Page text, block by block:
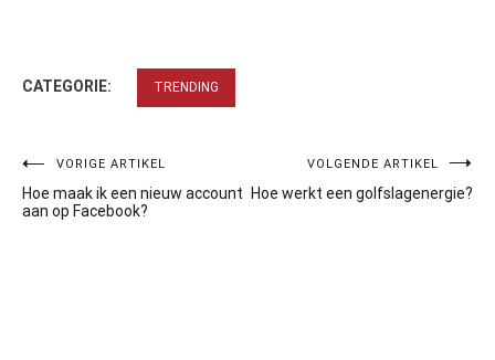
CATEGORIE: TRENDING
Bericht
navigatie
VORIGE ARTIKEL
Hoe maak ik een nieuw account
aan op Facebook?
VOLGENDE ARTIKEL
Hoe werkt een golfslagenergie?